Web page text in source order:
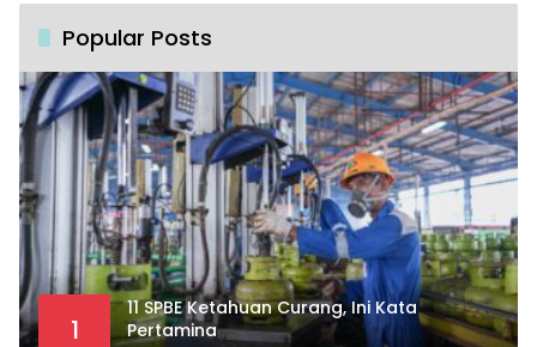
Popular Posts
1
11 SPBE Ketahuan Curang, Ini Kata
Pertamina